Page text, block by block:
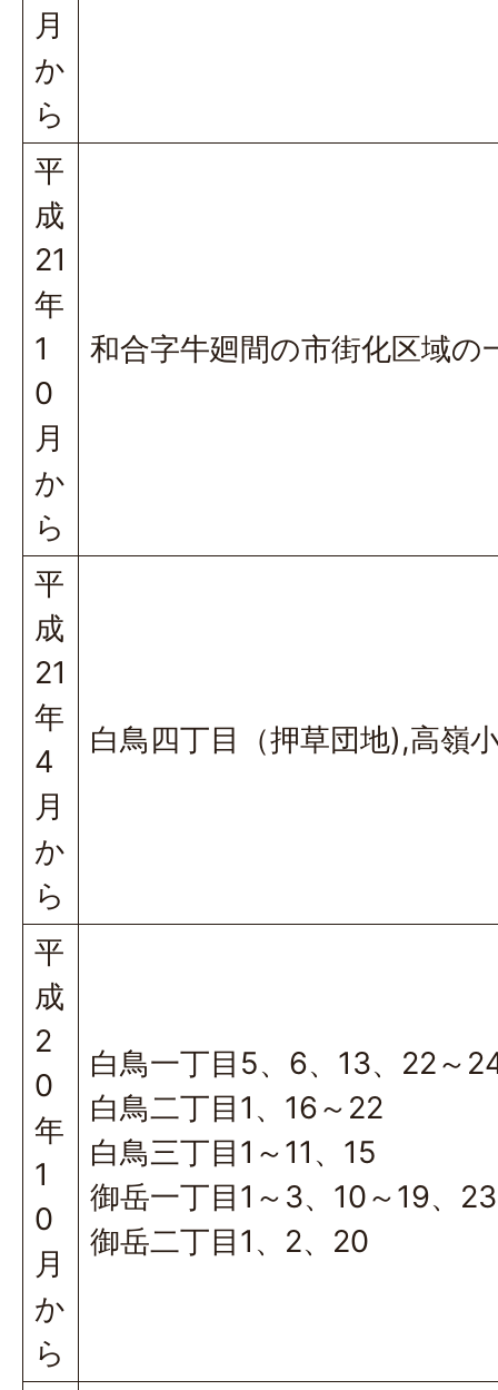
月
か
ら
平
成
21
年
1
0
月
か
ら
和合字牛廻間の市街化区域の
平
成
21
年
4
月
か
ら
白鳥四丁目（押草団地),高嶺
平
成
2
0
年
1
0
月
か
ら
白鳥一丁目5、6、13、22～
白鳥二丁目1、16～22
白鳥三丁目1～11、15
御岳一丁目1～3、10～19、
御岳二丁目1、2、20